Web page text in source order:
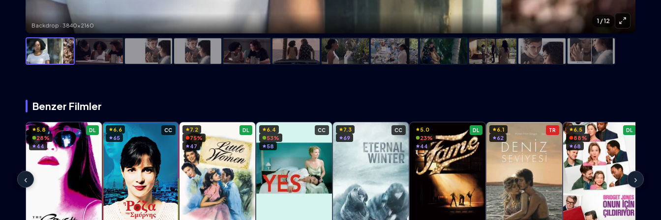
Backdrop · 3840×2160
1 / 12
Benzer Filmler
‹
DL
5.8
28%
44
CC
6.6
65
DL
7.2
75%
47
CC
6.4
53%
58
CC
7.3
69
DL
5.0
23%
44
TR
6.1
62
DL
6.5
88%
68
›